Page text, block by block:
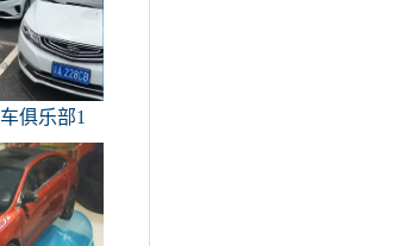
俱乐部1